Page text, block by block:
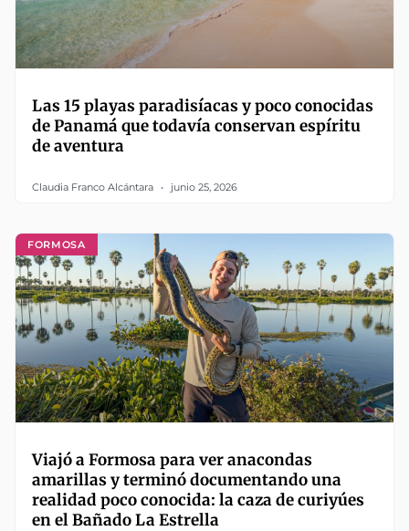
Las 15 playas paradisíacas y poco conocidas
de Panamá que todavía conservan espíritu
de aventura
Claudia Franco Alcántara junio 25, 2026
FORMOSA
Viajó a Formosa para ver anacondas
amarillas y terminó documentando una
realidad poco conocida: la caza de curiyúes
en el Bañado La Estrella